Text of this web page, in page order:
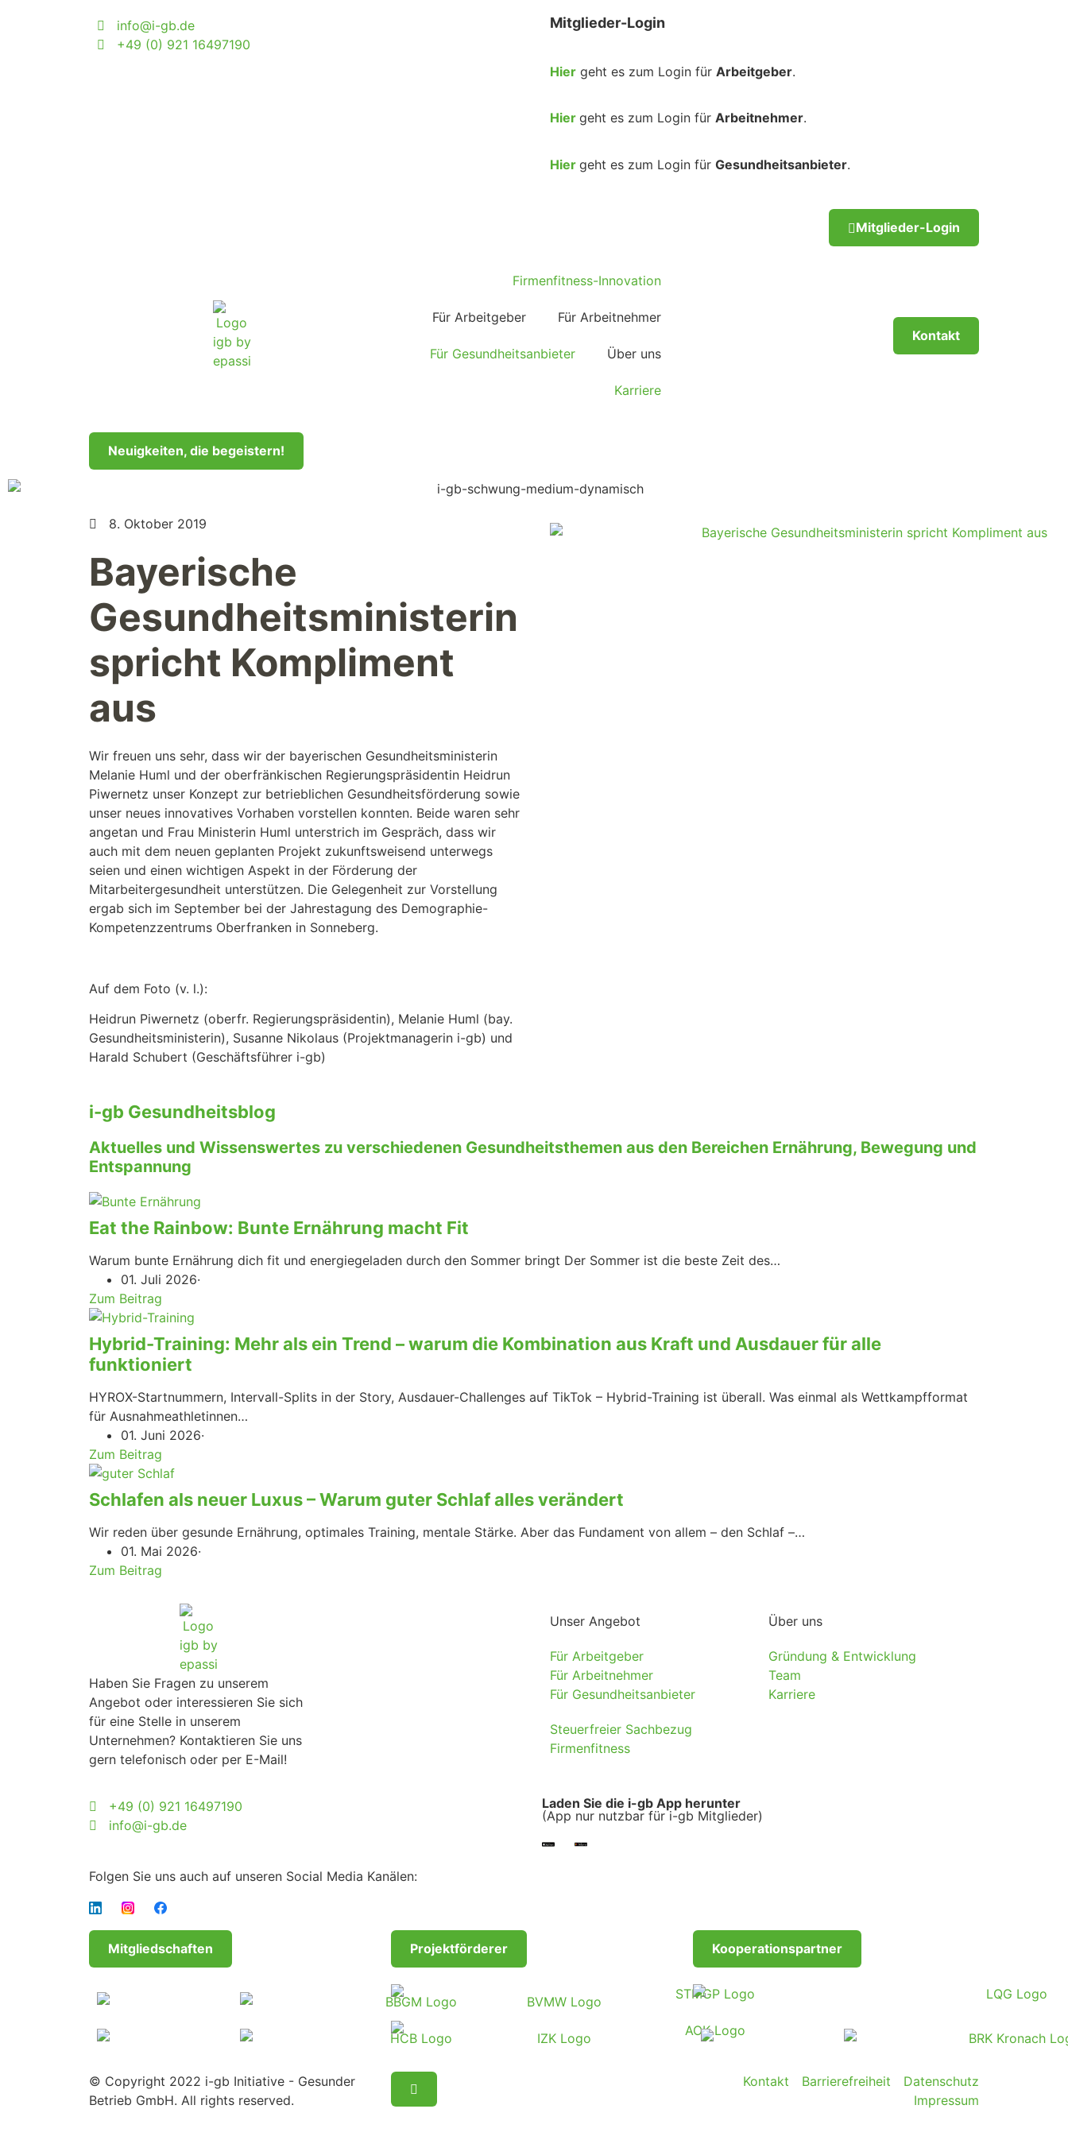
info@i-gb.de
+49 (0) 921 16497190
Mitglieder-Login
Hier geht es zum Login für Arbeitgeber.
Hier geht es zum Login für Arbeitnehmer.
Hier geht es zum Login für Gesundheitsanbieter.
Mitglieder-Login
Firmenfitness-Innovation
Für Arbeitgeber Für Arbeitnehmer
Für Gesundheitsanbieter Über uns
Karriere
Kontakt
Neuigkeiten, die begeistern!
8. Oktober 2019
Bayerische
Gesundheitsministerin
spricht Kompliment
aus
Wir freuen uns sehr, dass wir der bayerischen Gesundheitsministerin
Melanie Huml und der oberfränkischen Regierungspräsidentin Heidrun
Piwernetz unser Konzept zur betrieblichen Gesundheitsförderung sowie
unser neues innovatives Vorhaben vorstellen konnten. Beide waren sehr
angetan und Frau Ministerin Huml unterstrich im Gespräch, dass wir
auch mit dem neuen geplanten Projekt zukunftsweisend unterwegs
seien und einen wichtigen Aspekt in der Förderung der
Mitarbeitergesundheit unterstützen. Die Gelegenheit zur Vorstellung
ergab sich im September bei der Jahrestagung des Demographie-
Kompetenzzentrums Oberfranken in Sonneberg.
Auf dem Foto (v. l.):
Heidrun Piwernetz (oberfr. Regierungspräsidentin), Melanie Huml (bay.
Gesundheitsministerin), Susanne Nikolaus (Projektmanagerin i-gb) und
Harald Schubert (Geschäftsführer i-gb)
i-gb Gesundheitsblog
Aktuelles und Wissenswertes zu verschiedenen Gesundheitsthemen aus den Bereichen Ernährung, Bewegung und
Entspannung
Eat the Rainbow: Bunte Ernährung macht Fit
Warum bunte Ernährung dich fit und energiegeladen durch den Sommer bringt Der Sommer ist die beste Zeit des…
01. Juli 2026·
Zum Beitrag
Hybrid-Training: Mehr als ein Trend – warum die Kombination aus Kraft und Ausdauer für alle
funktioniert
HYROX-Startnummern, Intervall-Splits in der Story, Ausdauer-Challenges auf TikTok – Hybrid-Training ist überall. Was einmal als Wettkampfformat
für Ausnahmeathletinnen…
01. Juni 2026·
Zum Beitrag
Schlafen als neuer Luxus – Warum guter Schlaf alles verändert
Wir reden über gesunde Ernährung, optimales Training, mentale Stärke. Aber das Fundament von allem – den Schlaf –…
01. Mai 2026·
Zum Beitrag
Haben Sie Fragen zu unserem
Angebot oder interessieren Sie sich
für eine Stelle in unserem
Unternehmen? Kontaktieren Sie uns
gern telefonisch oder per E-Mail!
Unser Angebot
Für Arbeitgeber
Für Arbeitnehmer
Für Gesundheitsanbieter
Steuerfreier Sachbezug
Firmenfitness
Über uns
Gründung & Entwicklung
Team
Karriere
+49 (0) 921 16497190
info@i-gb.de
Folgen Sie uns auch auf unseren Social Media Kanälen:
Laden Sie die i-gb App herunter
(App nur nutzbar für i-gb Mitglieder)
Mitgliedschaften Projektförderer Kooperationspartner
© Copyright 2022 i-gb Initiative - Gesunder
Betrieb GmbH. All rights reserved.
Kontakt Barrierefreiheit
Datenschutz
Impressum